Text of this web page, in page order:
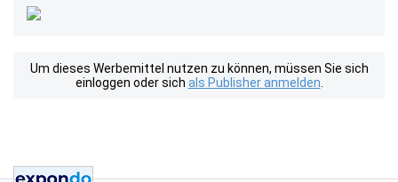
Um dieses Werbemittel nutzen zu können, müssen Sie sich
einloggen oder sich als Publisher anmelden